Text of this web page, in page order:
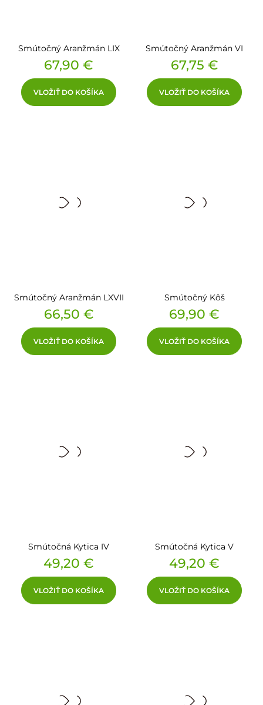
Smútočný Aranžmán LIX
Cena
67,90 €
VLOŽIŤ DO KOŠÍKA
Smútočný Aranžmán VI
Cena
67,75 €
VLOŽIŤ DO KOŠÍKA
Smútočný Aranžmán LXVII
Cena
66,50 €
VLOŽIŤ DO KOŠÍKA
Smútočný Kôš
Cena
69,90 €
VLOŽIŤ DO KOŠÍKA
Smútočná Kytica IV
Cena
49,20 €
VLOŽIŤ DO KOŠÍKA
Smútočná Kytica V
Cena
49,20 €
VLOŽIŤ DO KOŠÍKA